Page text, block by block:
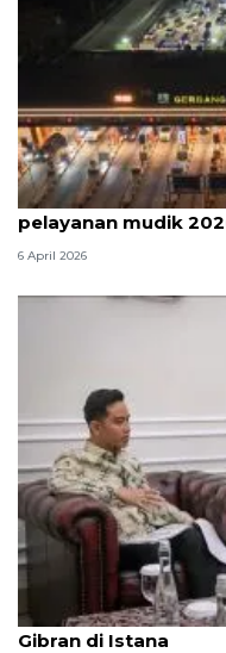
Survei: 88,8 persen
pelayanan mudik
6 April 2026
Seskab Teddy
Gibran di Istana